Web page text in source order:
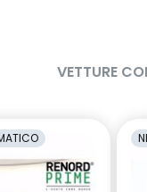
VETTURE